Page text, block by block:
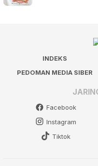
INDEKS
PEDOMAN MEDIA SIBER
Facebook
Instagram
Tiktok